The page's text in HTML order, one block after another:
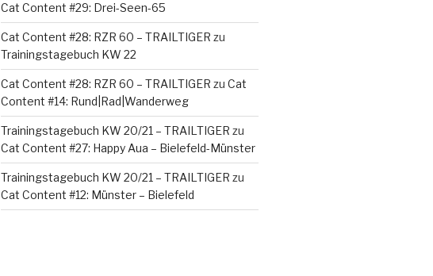
Cat Content #29: Drei-Seen-65
Cat Content #28: RZR 60 – TRAILTIGER zu
Trainingstagebuch KW 22
Cat Content #28: RZR 60 – TRAILTIGER zu Cat
Content #14: Rund|Rad|Wanderweg
Trainingstagebuch KW 20/21 – TRAILTIGER zu
Cat Content #27: Happy Aua – Bielefeld-Münster
Trainingstagebuch KW 20/21 – TRAILTIGER zu
Cat Content #12: Münster – Bielefeld